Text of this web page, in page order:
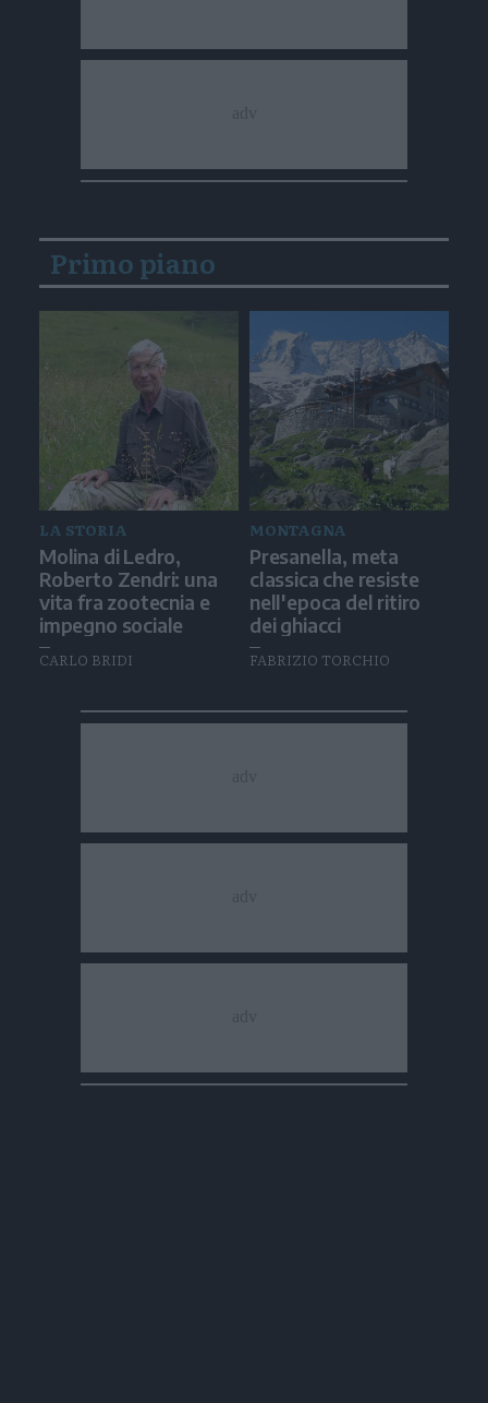
Primo piano
LA STORIA
Molina di Ledro,
Roberto Zendri: una
vita fra zootecnia e
impegno sociale
CARLO BRIDI
MONTAGNA
Presanella, meta
classica che resiste
nell'epoca del ritiro
dei ghiacci
FABRIZIO TORCHIO